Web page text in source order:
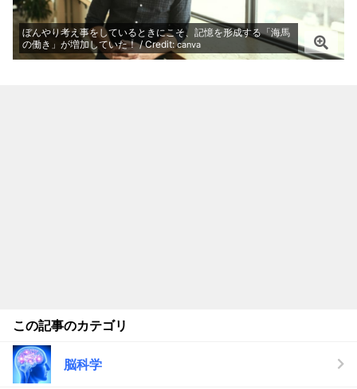
ぼんやり考え事をしているときにこそ、記憶を形成する「海馬
の働き」が増加していた！ / Credit:canva
この記事のカテゴリ
脳科学